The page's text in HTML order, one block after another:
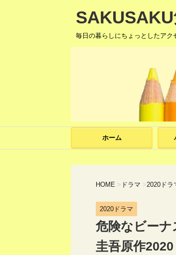
毎日の暮らしにちょっとしたアク
ホーム
HOME > ドラマ >2020ドラ
2020ドラマ
危険なビーナ
圭吾原作